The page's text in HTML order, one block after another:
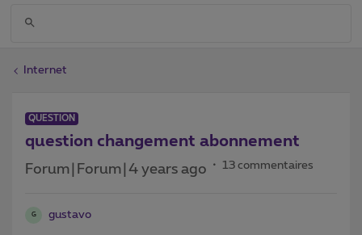
Internet
QUESTION
question changement abonnement
Forum|Forum|4 years ago 13 commentaires
G gustavo